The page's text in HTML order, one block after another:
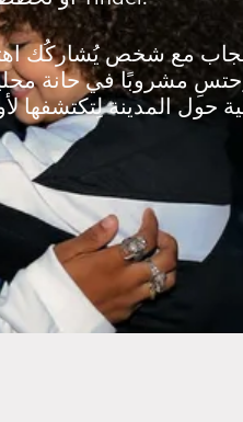
مشروبًا في حانة